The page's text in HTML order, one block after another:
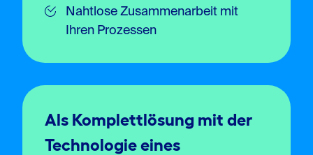
Nahtlose Zusammenarbeit mit
Ihren Prozessen
Als Komplettlösung mit der
Technologie eines